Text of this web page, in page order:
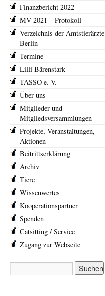
Finanzbericht 2022
MV 2021 – Protokoll
Verzeichnis der
Berlin
Termine
Lilli Bärenstark
TASSO e. V.
Über uns
Mitglieder und
Mitgliedsversammlungen
Projekte, Veranstaltungen,
Aktionen
Beitrittserklärung
Archiv
Tiere
Wissenwertes
Kooperationspartner
Spenden
Catsitting / Service
Zugang zur Webseite